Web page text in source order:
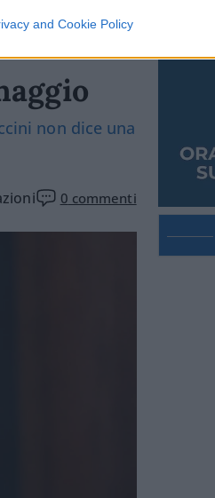
and Cookie Policy
non dice una
0 commenti